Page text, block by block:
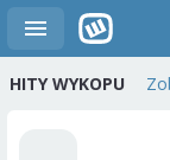
HITY WYKOPU